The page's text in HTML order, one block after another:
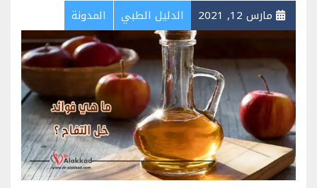
مارس 12, 2021 الدليل الطبي المدونة